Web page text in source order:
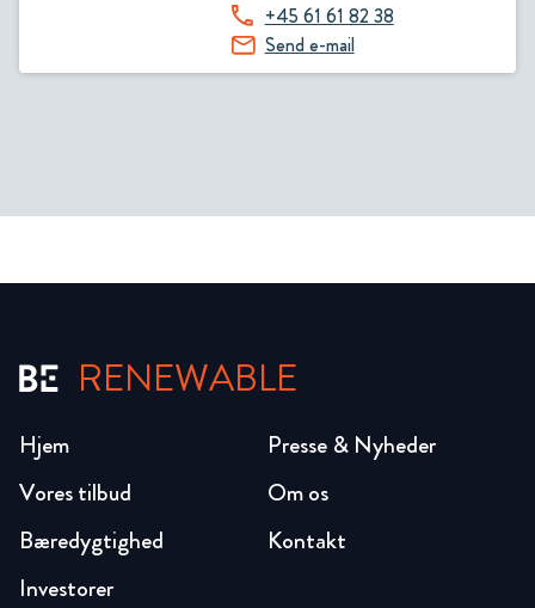
+45 61 61 82 38
Send e-mail
RENEWABLE
Hjem
Vores tilbud
Bæredygtighed
Investorer
Presse & Nyheder
Om os
Kontakt